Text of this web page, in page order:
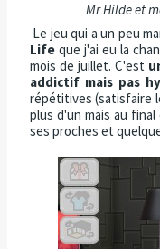
Mr Hilde et
Le jeu qui a un peu
Lifeque j'ai eu la
mois de juillet. C'est
addictif mais pas
répétitives (satisfaire
plus d'un mais au
ses proches et